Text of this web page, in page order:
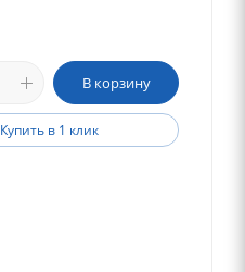
В корзину
Купить в 1 клик